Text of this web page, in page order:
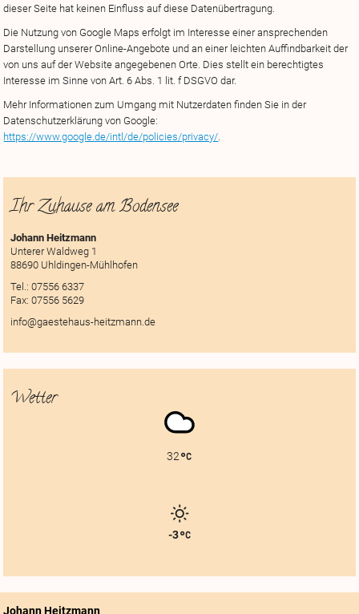
dieser Seite hat keinen Einfluss auf diese Datenübertragung.
Die Nutzung von Google Maps erfolgt im Interesse einer ansprechenden
Darstellung unserer Online-Angebote und an einer leichten Auffindbarkeit der
von uns auf der Website angegebenen Orte. Dies stellt ein berechtigtes
Interesse im Sinne von Art. 6 Abs. 1 lit. f DSGVO dar.
Mehr Informationen zum Umgang mit Nutzerdaten finden Sie in der
Datenschutzerklärung von Google:
https://www.google.de/intl/de/policies/privacy/.
Ihr Zuhause am Bodensee
Johann Heitzmann
Unterer Waldweg 1
88690 Uhldingen-Mühlhofen
Tel.:07556 6337
Fax:07556 5629
info@gaestehaus-heitzmann.de
Wetter
32
-3
Johann Heitzmann